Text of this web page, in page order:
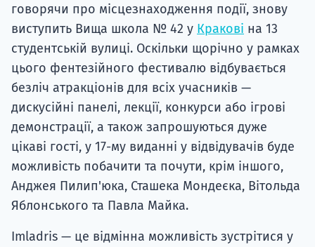
говорячи про місцезнаходження події, знову
виступить Вища школа № 42 у Кракові на 13
студентській вулиці. Оскільки щорічно у рамках
цього фентезійного фестивалю відбувається
безліч атракціонів для всіх учасників —
дискусійні панелі, лекції, конкурси або ігрові
демонстрації, а також запрошуються дуже
цікаві гості, у 17-му виданні у відвідувачів буде
можливість побачити та почути, крім іншого,
Анджея Пилип'юка, Сташека Мондеєка, Вітольда
Яблонського та Павла Майка.
Imladris — це відмінна можливість зустрітися у